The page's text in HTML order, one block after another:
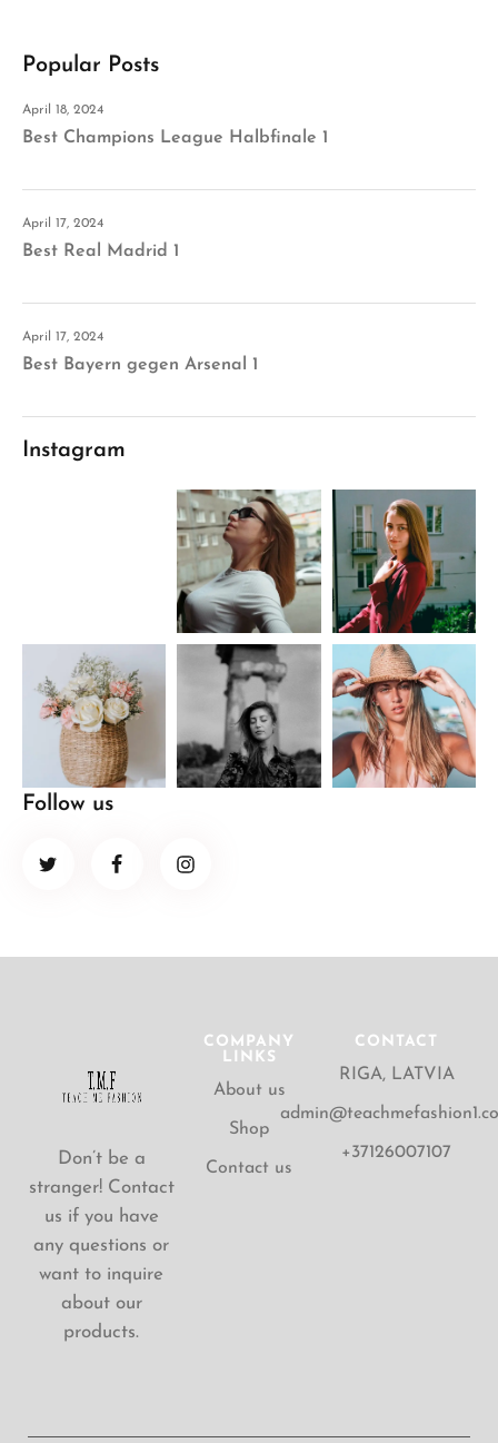
Popular Posts
April 18, 2024
Best Champions League Halbfinale 1
April 17, 2024
Best Real Madrid 1
April 17, 2024
Best Bayern gegen Arsenal 1
Instagram
Follow us
Don’t be a
stranger! Contact
us if you have
any questions or
want to inquire
about our
products.
COMPANY
LINKS
About us
Shop
Contact us
CONTACT
RIGA, LATVIA
+37126007107